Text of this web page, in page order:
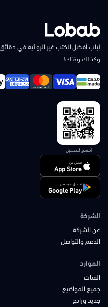
لباب أفضل الكتب غير الروائية في
وكذلك وقتك!
امسح للتحميل
حمل من
App Store
احصل عليه من
Google Play
الشركة
عن الشركة
الدعم والتواصل
الموارد
الفئات
جميع المواضيع
جديد ورائج